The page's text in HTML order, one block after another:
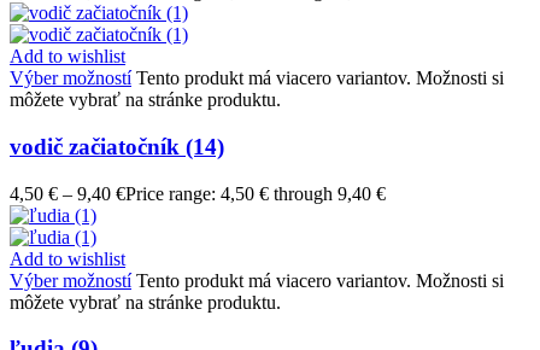
Add to wishlist
Výber možností Tento produkt má viacero variantov. Možnosti si
môžete vybrať na stránke produktu.
vodič začiatočník (14)
4,50 € – 9,40 €Price range: 4,50 € through 9,40 €
Add to wishlist
Výber možností Tento produkt má viacero variantov. Možnosti si
môžete vybrať na stránke produktu.